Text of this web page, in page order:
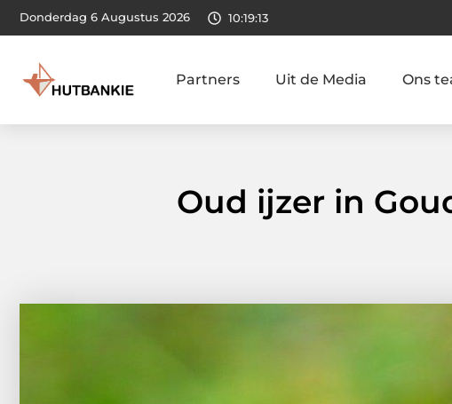
Donderdag 6 Augustus 2026 10:19:15
Partners Uit de Media Ons
Oud ijzer in